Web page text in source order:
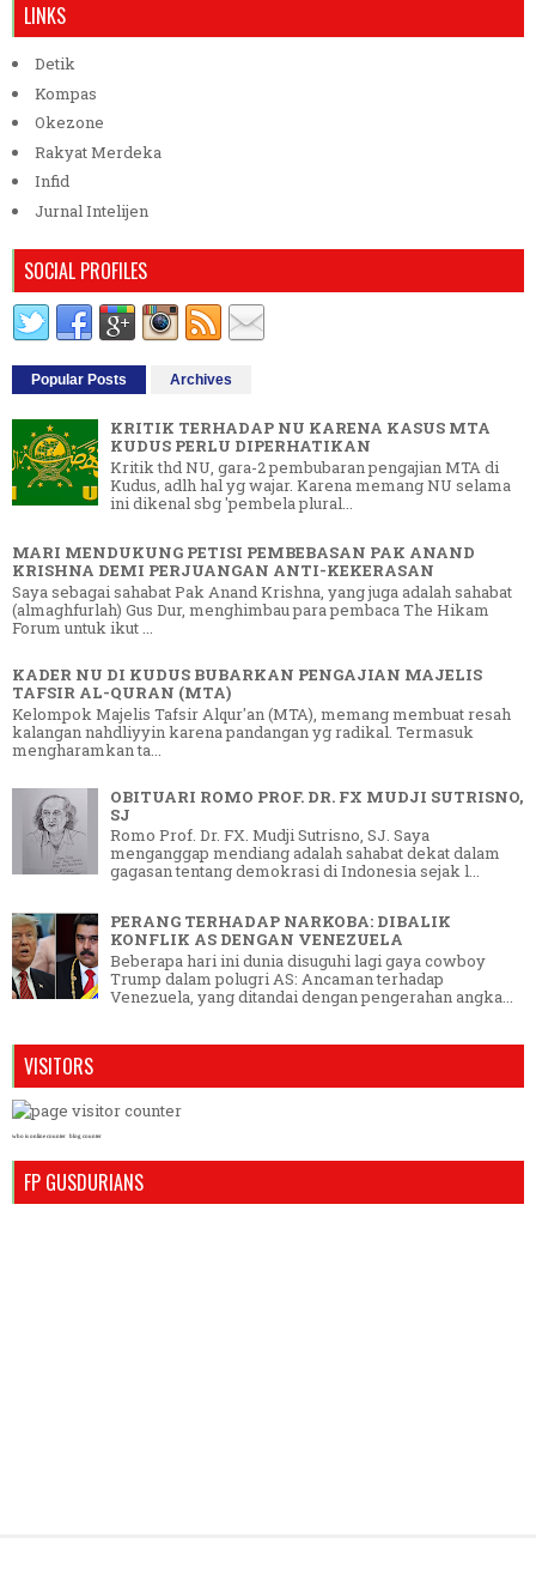
LINKS
Detik
Kompas
Okezone
Rakyat Merdeka
Infid
Jurnal Intelijen
SOCIAL PROFILES
Popular Posts Archives
KRITIK TERHADAP NU KARENA KASUS MTA
KUDUS PERLU DIPERHATIKAN
Kritik thd NU, gara-2 pembubaran pengajian MTA di
Kudus, adlh hal yg wajar. Karena memang NU selama
ini dikenal sbg 'pembela plural...
MARI MENDUKUNG PETISI PEMBEBASAN PAK ANAND
KRISHNA DEMI PERJUANGAN ANTI-KEKERASAN
Saya sebagai sahabat Pak Anand Krishna, yang juga adalah sahabat
(almaghfurlah) Gus Dur, menghimbau para pembaca The Hikam
Forum untuk ikut ...
KADER NU DI KUDUS BUBARKAN PENGAJIAN MAJELIS
TAFSIR AL-QURAN (MTA)
Kelompok Majelis Tafsir Alqur'an (MTA), memang membuat resah
kalangan nahdliyyin karena pandangan yg radikal. Termasuk
mengharamkan ta...
OBITUARI ROMO PROF. DR. FX MUDJI SUTRISNO,
SJ
Romo Prof. Dr. FX. Mudji Sutrisno, SJ. Saya
menganggap mendiang adalah sahabat dekat dalam
gagasan tentang demokrasi di Indonesia sejak l...
PERANG TERHADAP NARKOBA: DIBALIK
KONFLIK AS DENGAN VENEZUELA
Beberapa hari ini dunia disuguhi lagi gaya cowboy
Trump dalam polugri AS: Ancaman terhadap
Venezuela, yang ditandai dengan pengerahan angka...
VISITORS
who is online counter blog counter
FP GUSDURIANS